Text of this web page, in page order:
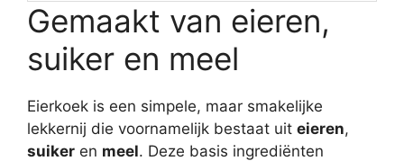
Gemaakt van eieren,
suiker en meel
Eierkoek is een simpele, maar smakelijke
lekkernij die voornamelijk bestaat uit eieren,
suiker en meel. Deze basis ingrediënten